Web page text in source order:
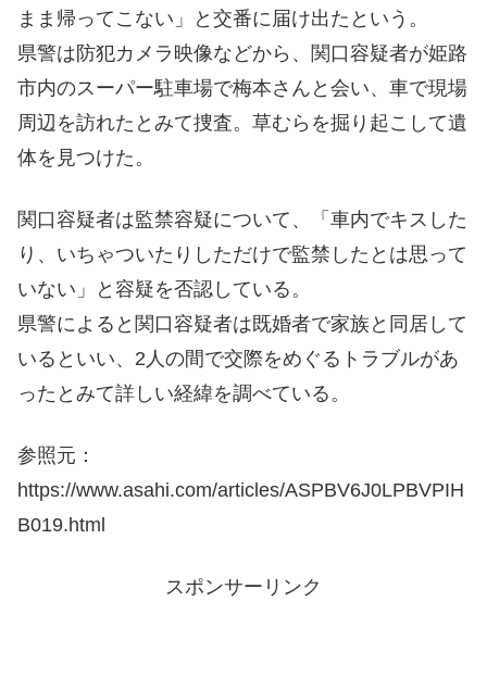
まま帰ってこない」と交番に届け出たという。
県警は防犯カメラ映像などから、関口容疑者が姫路
市内のスーパー駐車場で梅本さんと会い、車で現場
周辺を訪れたとみて捜査。草むらを掘り起こして遺
体を見つけた。
関口容疑者は監禁容疑について、「車内でキスした
り、いちゃついたりしただけで監禁したとは思って
いない」と容疑を否認している。
県警によると関口容疑者は既婚者で家族と同居して
いるといい、2人の間で交際をめぐるトラブルがあ
ったとみて詳しい経緯を調べている。
参照元：
https://www.asahi.com/articles/ASPBV6J0LPBVPIH
B019.html
スポンサーリンク